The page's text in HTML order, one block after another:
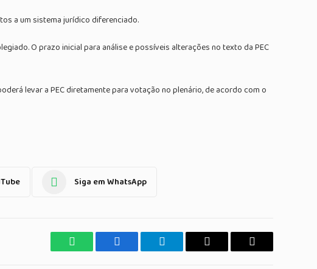
a um sistema jurídico diferenciado.
O prazo inicial para análise e possíveis alterações no texto da PEC
levar a PEC diretamente para votação no plenário, de acordo com o
Siga em WhatsApp
WhatsAppFacebook TelegramaCopiar
E-